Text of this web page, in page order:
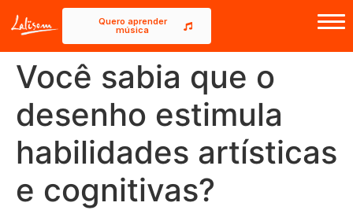
Quero aprender
música
Você sabia que o
desenho estimula
habilidades artísticas
e cognitivas?
Início
Sobre a Lalisom
Cursos
Blog